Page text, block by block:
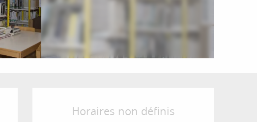
Ouverture et
Horaires non définis